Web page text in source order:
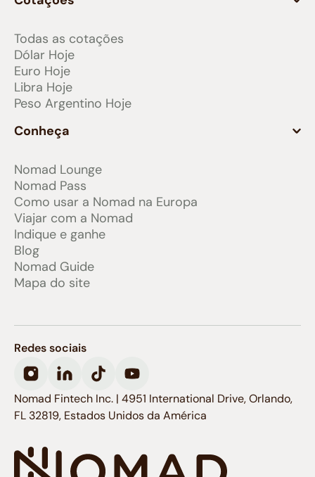
Todas as cotações
Dólar Hoje
Euro Hoje
Libra Hoje
Peso Argentino Hoje
Conheça
Nomad Lounge
Nomad Pass
Como usar a Nomad na Europa
Viajar com a Nomad
Indique e ganhe
Blog
Nomad Guide
Mapa do site
Redes sociais
Nomad Fintech Inc. | 4951 International Drive, Orlando,
FL 32819, Estados Unidos da América